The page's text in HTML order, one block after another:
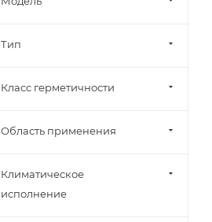
Тип
Класс герметичности
Область применения
Климатическое
исполнение